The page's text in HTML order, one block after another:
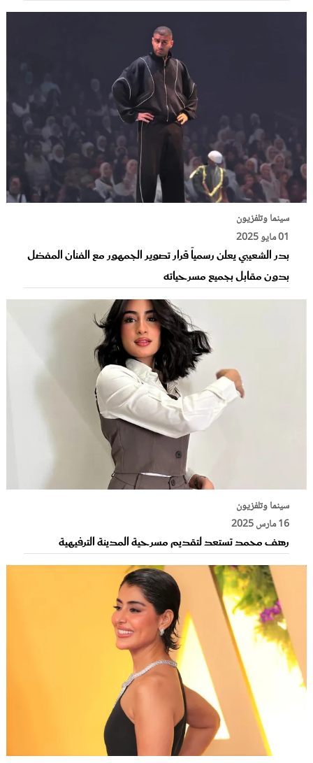
سينما وتلفزيون
01 مايو 2025
بدر الشعيبي يعلن رسمياً قرار تصوير الجمهور مع الفنان المفضل
بدون مقابل بجميع مسرحياته
سينما وتلفزيون
16 مارس 2025
رهف محمد تستعد لتقديم مسرحية المدينة الترفيهية